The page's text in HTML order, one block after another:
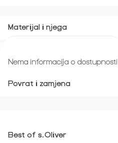
Nema informacija o dostupnosti
Materijal i njega
Povrat i zamjena
Best of s.Oliver